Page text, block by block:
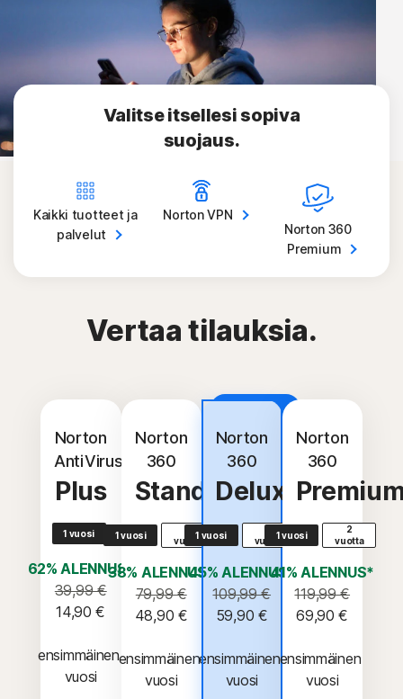
Valitse itsellesi sopiva
suojaus.
Kaikki tuotteet ja
palvelut
NortonVPN
Norton 360
Premium
Vertaa tilauksia.
Norton
AntiVirus
Plus
1 vuosi
62% ALENNUS*
39,99 €
14,90 €
ensimmäinen
vuosi
Norton
360
Standard
1 vuosi
2
vuotta
38% ALENNUS*
79,99 €
48,90 €
ensimmäinen
vuosi
Paras
laatusuhde
Norton
360
Deluxe
1 vuosi
2
vuotta
45% ALENNUS*
109,99 €
59,90 €
ensimmäinen
vuosi
Norton
360
1 vuosi
2
vuotta
41% ALENNUS*
119,99 €
69,90 €
ensimmäinen
vuosi